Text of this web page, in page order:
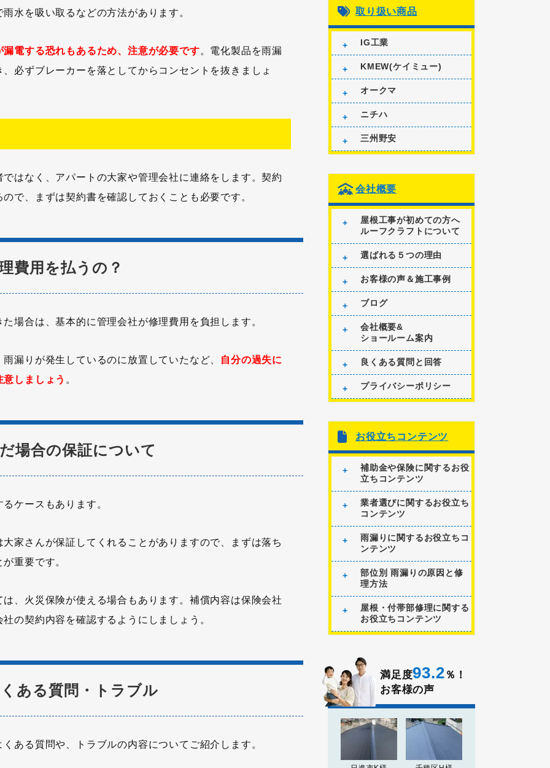
水を吸い取るなどの方法があります。
電する恐れもあるため、注意が必要です。電化製品を雨漏
必ずブレーカーを落としてからコンセントを抜きましょ
はなく、アパートの大家や管理会社に連絡をします。契約
で、まずは契約書を確認しておくことも必要です。
費用を払うの？
場合は、基本的に管理会社が修理費用を負担します。
漏りが発生しているのに放置していたなど、
自分の過失に
しましょう 。
場合の保証について
ケースもあります。
家さんが保証してくれることがありますので、まずは落ち
重要です。
、火災保険が使える場合もあります。補償内容は保険会社
の契約内容を確認するようにしましょう。
ある質問・トラブル
ある質問や、トラブルの内容についてご紹介します。
取り扱い商品
IG工業
KMEW(ケイミュー)
オークマ
ニチハ
三州野安
会社概要
屋根工事が初めての方へ
ルーフクラフトについて
選ばれる５つの理由
お客様の声＆施工事例
ブログ
会社概要&
ショールーム案内
良くある質問と回答
プライバシーポリシー
お役立ちコンテンツ
補助金や保険に関するお役
立ちコンテンツ
業者選びに関するお役立ち
コンテンツ
雨漏りに関するお役立ちコ
ンテンツ
部位別 雨漏りの原因と修
理方法
屋根・付帯部修理に関する
お役立ちコンテンツ
満足度93.2 ％！
お客様の声